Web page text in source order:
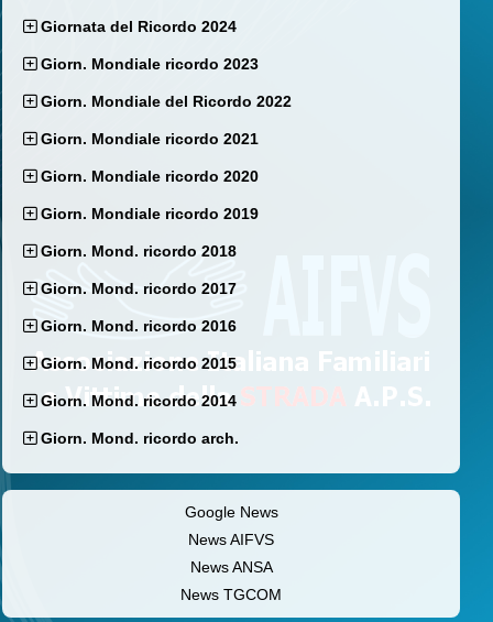
Giornata del Ricordo 2024
Giorn. Mondiale ricordo 2023
Giorn. Mondiale del Ricordo 2022
Giorn. Mondiale ricordo 2021
Giorn. Mondiale ricordo 2020
Giorn. Mondiale ricordo 2019
Giorn. Mond. ricordo 2018
Giorn. Mond. ricordo 2017
Giorn. Mond. ricordo 2016
Giorn. Mond. ricordo 2015
Giorn. Mond. ricordo 2014
Giorn. Mond. ricordo arch.
Google News
News AIFVS
News ANSA
News TGCOM